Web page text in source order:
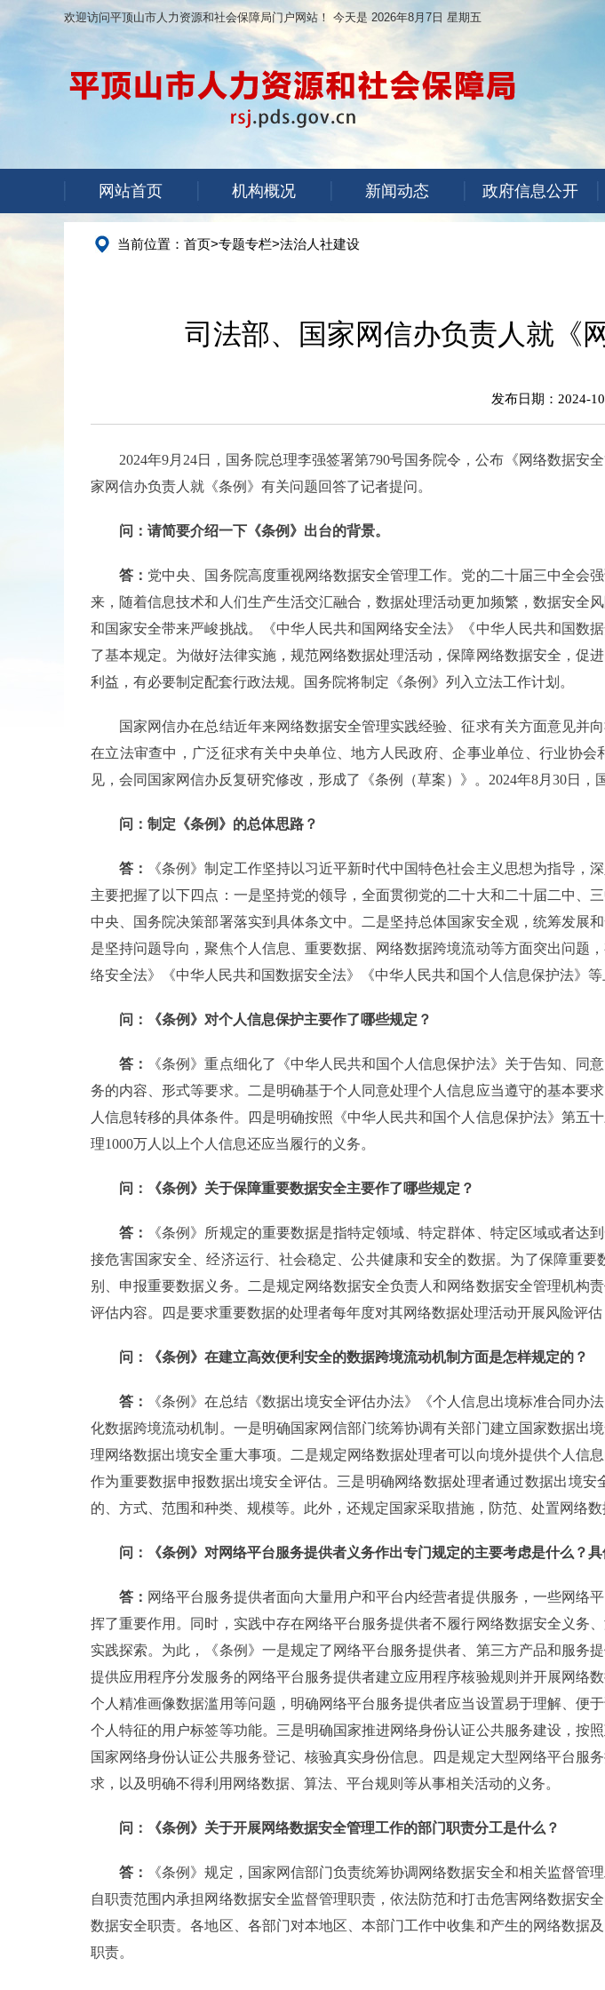
欢迎访问平顶山市人力资源和社会保障局门户网站！ 今天是 2026年8月7日 星期五
网站首页 机构概况 新闻动态 政府信息公开
当前位置： 首页>专题专栏>法治人社建设
司法部、国家网信办负责人就《
发布日期：2024-
2024年9月24日，国务院总理李强签署第790号国务院令，公布《网络数据安
家网信办负责人就《条例》有关问题回答了记者提问。
问：请简要介绍一下《条例》出台的背景。
答： 党中央、国务院高度重视网络数据安全管理工作。党的二十届三中全会
来，随着信息技术和人们生产生活交汇融合，数据处理活动更加频繁，数据安全
和国家安全带来严峻挑战。《中华人民共和国网络安全法》《中华人民共和国数
了基本规定。为做好法律实施，规范网络数据处理活动，保障网络数据安全，促
利益，有必要制定配套行政法规。国务院将制定《条例》列入立法工作计划。
国家网信办在总结近年来网络数据安全管理实践经验、征求有关方面意见并
在立法审查中，广泛征求有关中央单位、地方人民政府、企事业单位、行业协
见，会同国家网信办反复研究修改，形成了《条例（草案）》。2024年8月30日，
问：制定《条例》的总体思路？
答：
《条例》制定工作坚持以习近平新时代中国特色社会主义思想为指导
主要把握了以下四点：一是坚持党的领导，全面贯彻党的二十大和二十届二中、
中央、国务院决策部署落实到具体条文中。二是坚持总体国家安全观，统筹发展
是坚持问题导向，聚焦个人信息、重要数据、网络数据跨境流动等方面突出问题
络安全法》《中华人民共和国数据安全法》《中华人民共和国个人信息保护法》
问：《条例》对个人信息保护主要作了哪些规定？
答：
《条例》重点细化了《中华人民共和国个人信息保护法》关于告知、
务的内容、形式等要求。二是明确基于个人同意处理个人信息应当遵守的基本要
人信息转移的具体条件。四是明确按照《中华人民共和国个人信息保护法》第
理1000万人以上个人信息还应当履行的义务。
问：《条例》关于保障重要数据安全主要作了哪些规定？
答：
《条例》所规定的重要数据是指特定领域、特定群体、特定区域或者
接危害国家安全、经济运行、社会稳定、公共健康和安全的数据。为了保障重
别、申报重要数据义务。二是规定网络数据安全负责人和网络数据安全管理机构
评估内容。四是要求重要数据的处理者每年度对其网络数据处理活动开展风险评估
问：《条例》在建立高效便利安全的数据跨境流动机制方面是怎样规定的？
答：
《条例》在总结《数据出境安全评估办法》《个人信息出境标准合同
化数据跨境流动机制。一是明确国家网信部门统筹协调有关部门建立国家数据出
理网络数据出境安全重大事项。二是规定网络数据处理者可以向境外提供个人信
作为重要数据申报数据出境安全评估。三是明确网络数据处理者通过数据出境
的、方式、范围和种类、规模等。此外，还规定国家采取措施，防范、处置网络数
问：《条例》对网络平台服务提供者义务作出专门规定的主要考虑是什么？
答： 网络平台服务提供者面向大量用户和平台内经营者提供服务，一些网络
挥了重要作用。同时，实践中存在网络平台服务提供者不履行网络数据安全义务
实践探索。为此，《条例》一是规定了网络平台服务提供者、第三方产品和服务
提供应用程序分发服务的网络平台服务提供者建立应用程序核验规则并开展网络
个人精准画像数据滥用等问题，明确网络平台服务提供者应当设置易于理解、便
个人特征的用户标签等功能。三是明确国家推进网络身份认证公共服务建设，按
国家网络身份认证公共服务登记、核验真实身份信息。四是规定大型网络平台
求，以及明确不得利用网络数据、算法、平台规则等从事相关活动的义务。
问：《条例》关于开展网络数据安全管理工作的部门职责分工是什么？
答：
《条例》规定，国家网信部门负责统筹协调网络数据安全和相关监督
自职责范围内承担网络数据安全监督管理职责，依法防范和打击危害网络数据安
数据安全职责。各地区、各部门对本地区、本部门工作中收集和产生的网络数据
职责。